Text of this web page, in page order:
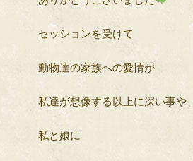
セッションを受けて
動物達の家族への愛情が
私達が想像する以上に深い事や、
私と娘に